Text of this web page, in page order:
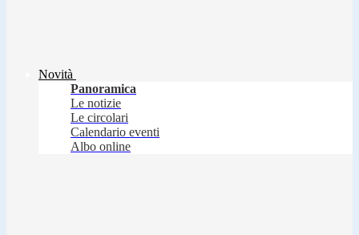
Novità
Panoramica
Le notizie
Le circolari
Calendario eventi
Albo online